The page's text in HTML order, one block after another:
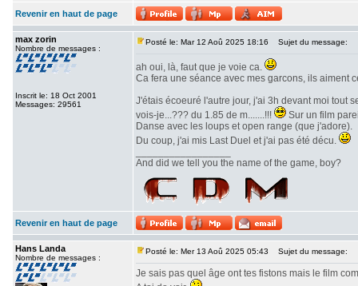
Revenir en haut de page
max zorin
Nombre de messages :
Inscrit le: 18 Oct 2001
Messages: 29561
Posté le: Mar 12 Aoû 2025 18:16 Sujet du message:
ah oui, là, faut que je voie ca.
Ca fera une séance avec mes garcons, ils aiment
J'étais écoeuré l'autre jour, j'ai 3h devant moi tout
vois-je...??? du 1.85 de m.......!!!
Sur un film
Danse avec les loups et open range (que j'adore).
Du coup, j'ai mis Last Duel et j'ai pas été décu.
And did we tell you the name of the game, boy?
Revenir en haut de page
Hans Landa
Nombre de messages :
Posté le: Mer 13 Aoû 2025 05:43 Sujet du message:
Je sais pas quel âge ont tes fistons mais le film